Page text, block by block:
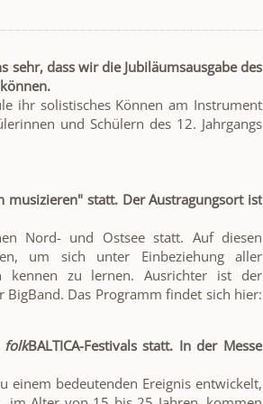
dass wir die Jubiläumsausgabe des
ihr solistisches Können am Instrument
und Schülern des 12. Jahrgangs
musizieren" statt. Der Austragungsort ist
Nord- und Ostsee statt. Auf diesen
um sich unter Einbeziehung aller
kennen zu lernen. Ausrichter ist der
Das Programm findet sich hier:
folkBALTICA-Festivals statt. In der Messe
einem bedeutenden Ereignis entwickelt,